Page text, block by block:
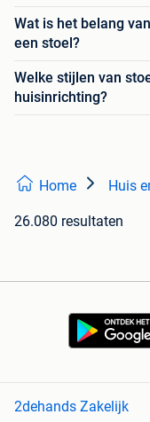
Wat is het belang
een stoel?
Welke stijlen van
huisinrichting?
Home Huis
26.080 resultaten
2dehands Zakelijk